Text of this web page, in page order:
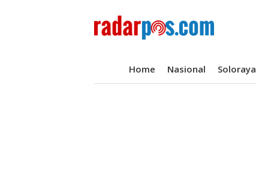
Home Nasional Soloraya